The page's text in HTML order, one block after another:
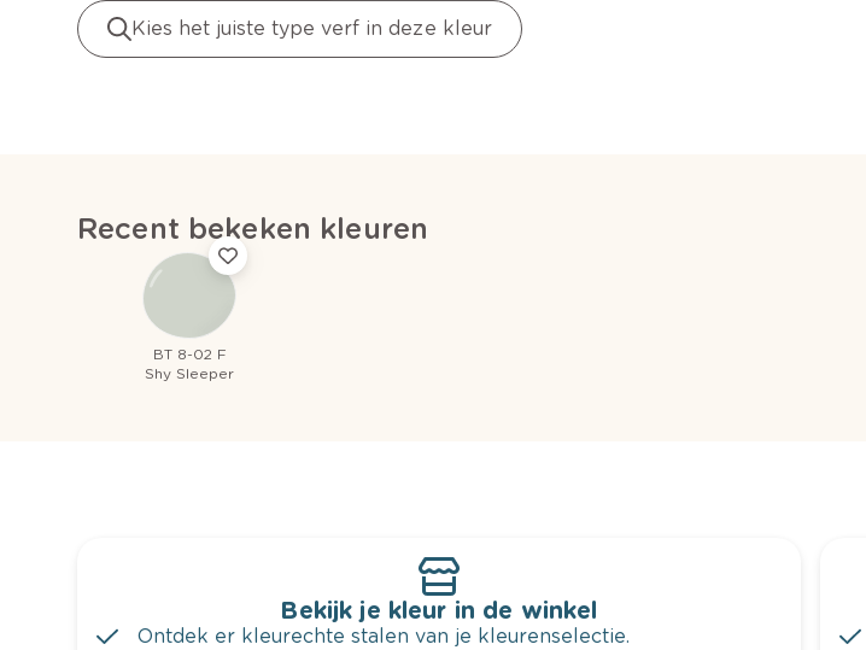
Kies het juiste type verf in deze kleur
Recent bekeken kleuren
BT 8-02 F
Shy Sleeper
Bekijk je kleur in de winkel
Ontdek er kleurechte stalen van je kleurenselectie.